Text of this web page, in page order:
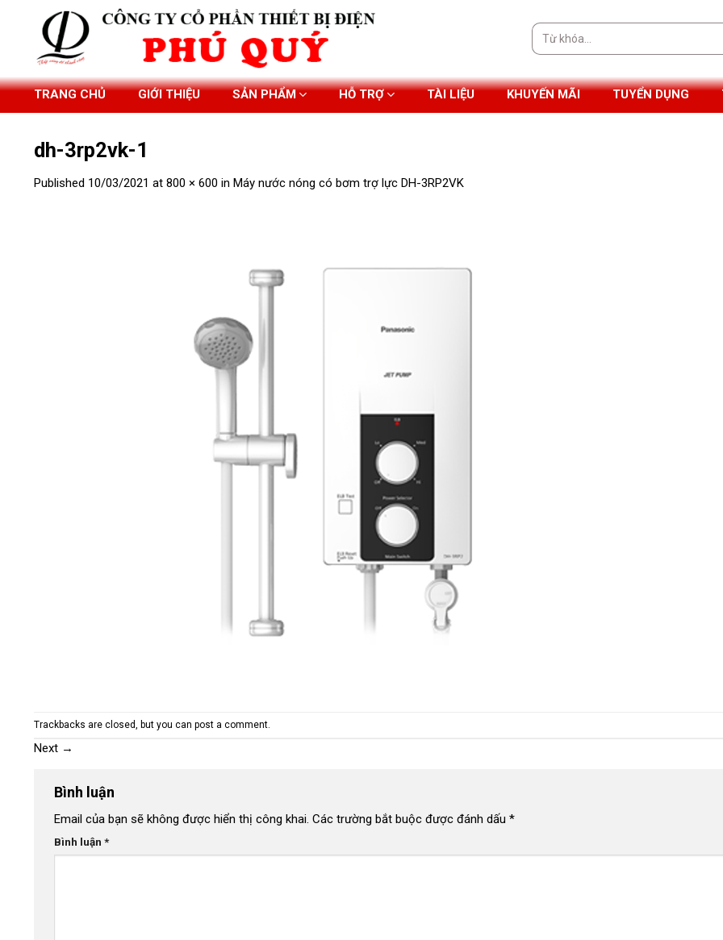
Tìm
kiếm:
TRANG CHỦ GIỚI THIỆU SẢN PHẨM HỖ TRỢ TÀI LIỆU KHUYẾN MÃI TUYỂN DỤNG
dh-3rp2vk-1
Published 10/03/2021 at 800 × 600 in Máy nước nóng có bơm trợ lực DH-3RP2VK
Trackbacks are closed, but you can post a comment
Next →
Bình luận
Email của bạn sẽ không được hiển thị công khai. Các trường bắt buộc được đánh dấu *
Bình luận *